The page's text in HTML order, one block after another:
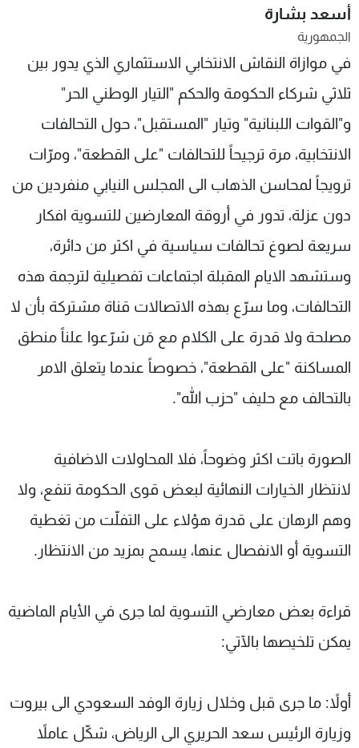
أسعد بشارة
الجمهورية
في موازاة النقاش الانتخابي الاستثماري الذي يدور بين
ثلاثي شركاء الحكومة والحكم "التيار الوطني الحر"
و"القوات اللبنانية" وتيار "المستقبل"، حول التحالفات
الانتخابية، مرة ترجيحاً للتحالفات "على القطعة"، ومرّات
ترويجاً لمحاسن الذهاب الى المجلس النيابي منفردين من
دون عزلة، تدور في أروقة المعارضين للتسوية افكار
سريعة لصوغ تحالفات سياسية في اكثر من دائرة،
وستشهد الايام المقبلة اجتماعات تفصيلية لترجمة هذه
التحالفات، وما سرّع بهذه الاتصالات قناة مشتركة بأن لا
مصلحة ولا قدرة على الكلام مع مَن شرّعوا علناً منطق
المساكنة "على القطعة"، خصوصاً عندما يتعلق الامر
بالتحالف مع حليف "حزب الله".
الصورة باتت اكثر وضوحاً، فلا المحاولات الاضافية
لانتظار الخيارات النهائية لبعض قوى الحكومة تنفع، ولا
وهم الرهان على قدرة هؤلاء على التفلّت من تغطية
التسوية أو الانفصال عنها، يسمح بمزيد من الانتظار.
قراءة بعض معارضي التسوية لما جرى في الأيام الماضية
يمكن تلخيصها بالآتي:
أولاً: ما جرى قبل وخلال زيارة الوفد السعودي الى بيروت
وزيارة الرئيس سعد الحريري الى الرياض، شكّل عاملاً
شاهد البرامج
الترددات
عن MTV
الإنـتـاج
لاعلاناتكم
وظائف
تواصل معنا
شروط الإسـتخدام